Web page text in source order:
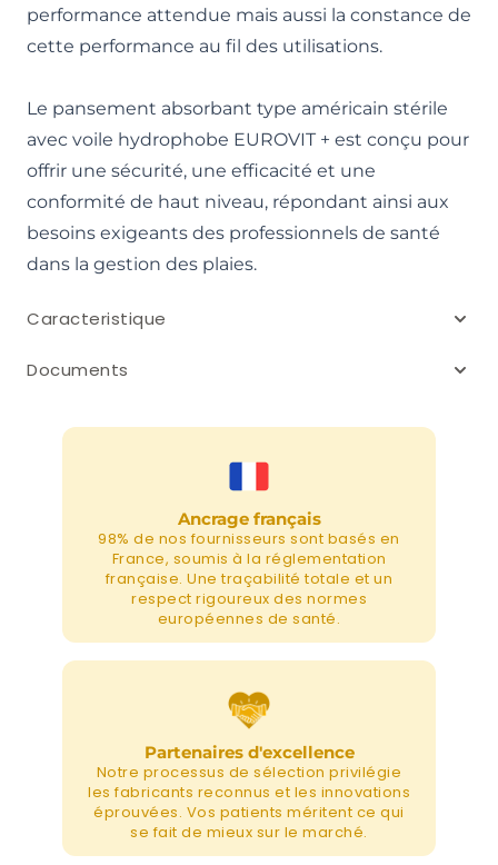
performance attendue mais aussi la constance de
cette performance au fil des utilisations.
Le pansement absorbant type américain stérile
avec voile hydrophobe EUROVIT + est conçu pour
offrir une sécurité, une efficacité et une
conformité de haut niveau, répondant ainsi aux
besoins exigeants des professionnels de santé
dans la gestion des plaies.
Caracteristique
Documents
Ancrage français
98% de nos fournisseurs sont basés en
France, soumis à la réglementation
française. Une traçabilité totale et un
respect rigoureux des normes
européennes de santé.
Partenaires d'excellence
Notre processus de sélection privilégie
les fabricants reconnus et les innovations
éprouvées. Vos patients méritent ce qui
se fait de mieux sur le marché.